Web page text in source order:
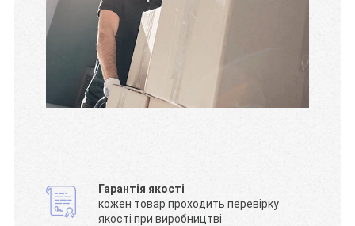
Гарантія якості
кожен товар проходить перевірку
якості при виробництві